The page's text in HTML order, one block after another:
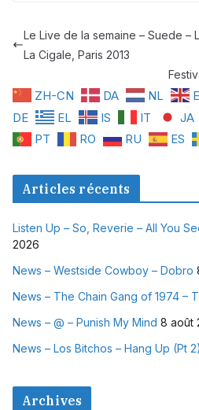
Le Live de la semaine – Suede –
La Cigale, Paris 2013
ZH-CN DA NL
DE
EL IS IT JA
PT
RO RU ES
Articles récents
Listen Up – So, Reverie – All You
2026
News – Westside Cowboy – Dobro
News – The Chain Gang of 1974 –
News – @ – Punish My Mind 8 août
News – Los Bitchos – Hang Up (Pt 2)
Archives